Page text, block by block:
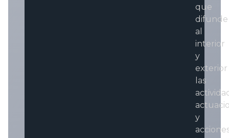
que
difunde
al
interior
y
exterior
las
y